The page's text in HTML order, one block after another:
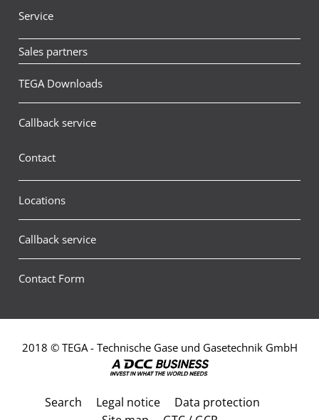
Service
Sales partners
TEGA Downloads
Callback service
Contact
Locations
Callback service
Contact Form
2018 © TEGA - Technische Gase und Gasetechnik GmbH
Search Legal notice
Data protection